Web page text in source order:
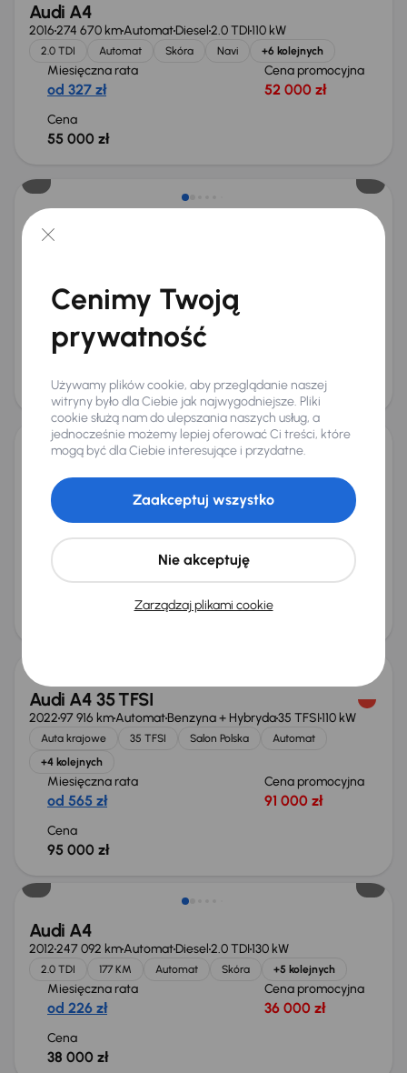
Audi A4
2016274 670 kmAutomatDiesel2.0 TDI110 kW
2.0 TDI Automat Skóra Navi +6 kolejnych
Miesięczna rata
od 327 zł
Cena promocyjna
52 000 zł
Cena
55 000 zł
Audi A4
2016
+7 kolejnych
Miesięczna rata
od 405 zł
Najniższa cena z 30 dni przed
69 500 zł
68 000 zł
Możliwość odliczenia VAT
2022109 067 km
Od pierwszego właściciela
Książka serwisowa
Miesięczna rata
od 536 zł
Cena promocyjna
Audi A4 35 TFSI
202297 916 kmAutomatBenzyna + Hybryda35 TFSI110 kW
Auta krajowe 35 TFSI Salon Polska
Automat
+4 kolejnych
Miesięczna rata
od 565 zł
Cena promocyjna
91 000 zł
Cena
95 000 zł
Audi A4
2012247 092 kmAutomatDiesel2.0 TDI130 kW
2.0 TDI 177 KM Automat Skóra +5 kolejnych
Miesięczna rata
od 226 zł
Cena promocyjna
36 000 zł
Cena
38 000 zł
Cenimy Twoją
prywatność
Używamy plików cookie, aby przeglądanie naszej
witryny było dla Ciebie jak najwygodniejsze. Pliki
cookie służą nam do ulepszania naszych usług, a
jednocześnie możemy lepiej oferować Ci treści, które
mogą być dla Ciebie interesujące i przydatne.
Zarządzaj plikami cookie
Nie akceptuję
Zaakceptuj wszystko